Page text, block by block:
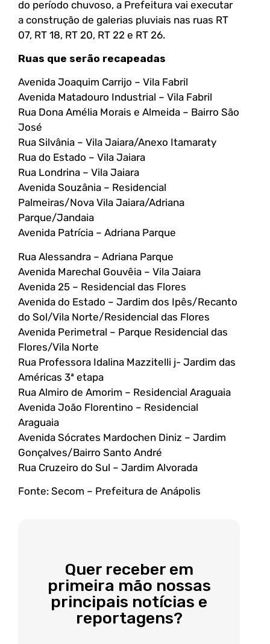
do período chuvoso, a Prefeitura vai executar
a construção de galerias pluviais nas ruas RT
07, RT 18, RT 20, RT 22 e RT 26.
Ruas que serão recapeadas
Avenida Joaquim Carrijo – Vila Fabril
Avenida Matadouro Industrial – Vila Fabril
Rua Dona Amélia Morais e Almeida – Bairro São
José
Rua Silvânia – Vila Jaiara/Anexo Itamaraty
Rua do Estado – Vila Jaiara
Rua Londrina – Vila Jaiara
Avenida Souzânia – Residencial
Palmeiras/Nova Vila Jaiara/Adriana
Parque/Jandaia
Avenida Patrícia – Adriana Parque
Rua Alessandra – Adriana Parque
Avenida Marechal Gouvêia – Vila Jaiara
Avenida 25 – Residencial das Flores
Avenida do Estado – Jardim dos Ipês/Recanto
do Sol/Vila Norte/Residencial das Flores
Avenida Perimetral – Parque Residencial das
Flores/Vila Norte
Rua Professora Idalina Mazzitelli j- Jardim das
Américas 3ª etapa
Rua Almiro de Amorim – Residencial Araguaia
Avenida João Florentino – Residencial
Araguaia
Avenida Sócrates Mardochen Diniz – Jardim
Gonçalves/Bairro Santo André
Rua Cruzeiro do Sul – Jardim Alvorada
Fonte: Secom – Prefeitura de Anápolis
Quer receber em
primeira mão nossas
principais notícias e
reportagens?